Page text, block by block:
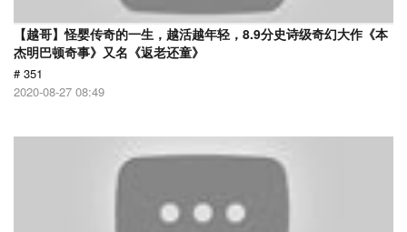
【越哥】怪婴传奇的一生，越活越年轻，8.9分史诗级奇幻大作《本
杰明巴顿奇事》又名《返老还童》
# 351
2020-08-27 08:49